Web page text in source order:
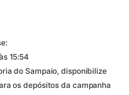
15:54
do Sampaio, disponibilize
os depósitos da campanha